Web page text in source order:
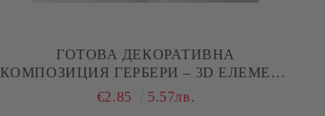
ГОТОВА ДЕКОРАТИВНА
КОМПОЗИЦИЯ ГЕРБЕРИ – 3D ЕЛЕМЕНТ
ЗА КАРТИЧКИ И SCRAPBOOKING
€2.85 5.57лв.